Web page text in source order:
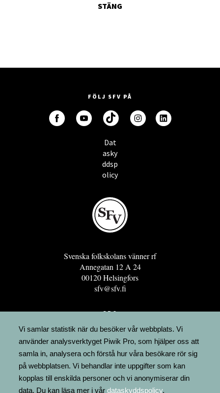
STÄNG
FÖLJ SFV PÅ
Dat
asky
ddsp
olicy
Svenska folkskolans vänner rf
Annegatan 12 A 24
00120 Helsingfors
sfv@sfv.fi
GRO
FÖRENINGSRESURSEN
MINNESRUNOR.FI
UPPSLAGSVERKET FINLAND
LÄGENHETER
FAKTURERING
Vi samlar statistik när du besöker vår webbplats. Vi
använder analysverktyget Piwik Pro, som hjälper oss att
samla in, analysera och förstå hur våra besökare rör sig
på webbplatsen. Vi behandlar inte uppgifter som kan
kopplas till enskilda personer och vi anonymiserar din
data. Du kan läsa mer i vår dataskyddspolicy.